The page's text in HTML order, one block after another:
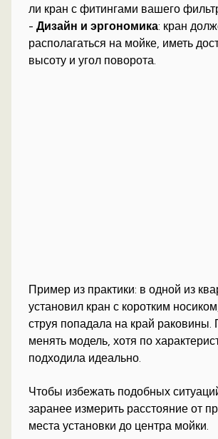
ли кран с фитингами вашего
-Дизайн и эргономика: кран
располагаться на мойке, иметь
высоту и угол поворота.
Пример из практики: в одной из
установил кран с коротким
струя попадала на край
менять модель, хотя по
подходила идеально.
Чтобы избежать подобных
заранее измерить расстояние от
места установки до центра мойки.